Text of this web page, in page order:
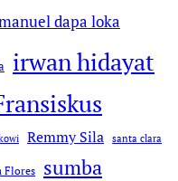
dapa loka
irwan hidayat
Remmy Sila santa clara
Flores sumba